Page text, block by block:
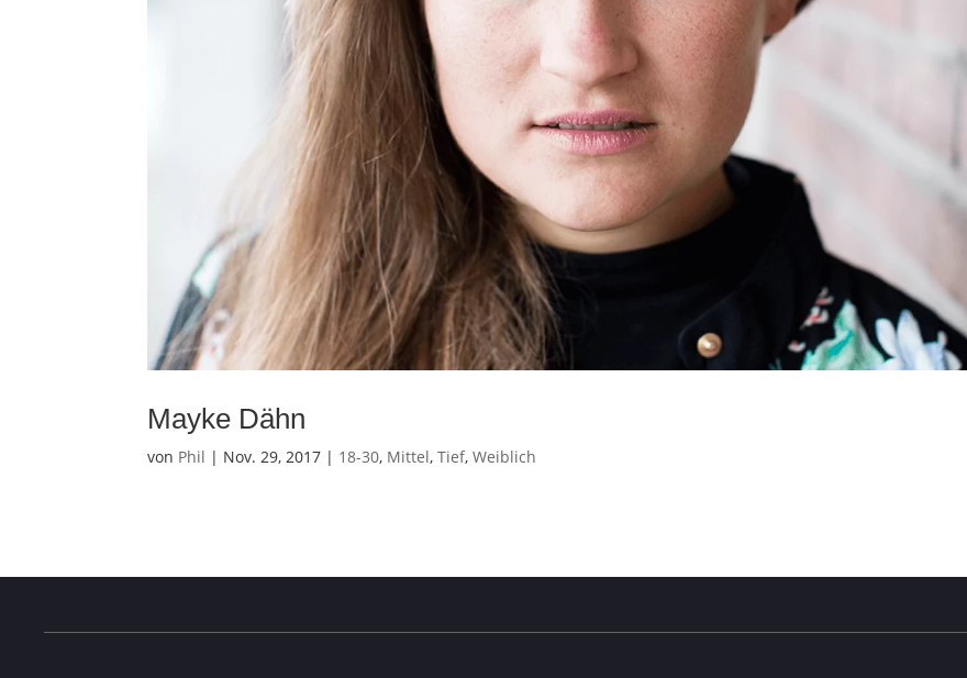
Mayke Dähn
von Phil | Nov. 29, 2017 | 18-30, Mittel,Tief,Weiblich